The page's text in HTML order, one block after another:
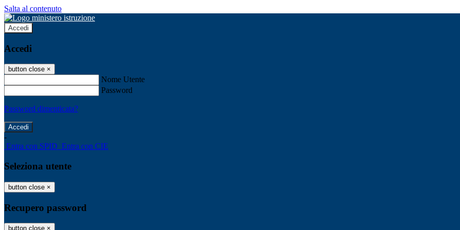
Salta al contenuto
Accedi
Accedi
button close ×
Nome Utente
Password
Password dimenticata?
-
Entra con SPID Entra con CIE
Seleziona utente
button close ×
Recupero password
button close ×